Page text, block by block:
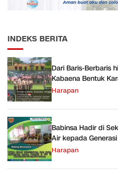
INDEKS BERITA
Dari Baris-Berbaris
Kabaena Bentuk
Harapan
Babinsa Hadir di
Air kepada
Harapan